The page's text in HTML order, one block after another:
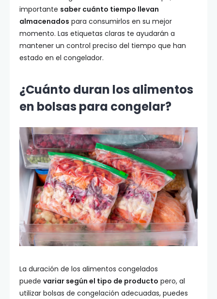
importante saber cuánto tiempo llevan
almacenados para consumirlos en su mejor
momento. Las etiquetas claras te ayudarán a
mantener un control preciso del tiempo que han
estado en el congelador.
¿Cuánto duran los alimentos
en bolsas para congelar?
La duración de los alimentos congelados
puede variar según el tipo de producto pero, al
utilizar bolsas de congelación adecuadas, puedes